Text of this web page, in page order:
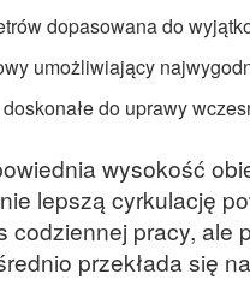
dopasowana do
umożliwiający
do uprawy
wysokość
lepszą cyrkulację
codziennej pracy, ale
przekłada się